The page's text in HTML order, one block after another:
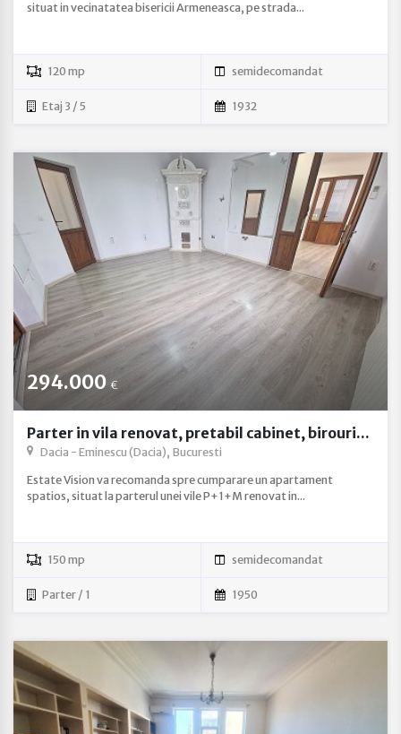
situat in vecinatatea bisericii Armeneasca, pe strada...
120 mp semidecomandat
Etaj 3 / 5 1932
294.000 €
Parter in vila renovat, pretabil cabinet, birouri...
Dacia - Eminescu (Dacia), Bucuresti
Estate Vision va recomanda spre cumparare un apartament
spatios, situat la parterul unei vile P+1+M renovat in...
150 mp semidecomandat
Parter / 1 1950